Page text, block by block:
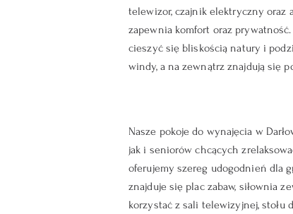
telewizor, czajnik elektryczny oraz
zapewnia komfort oraz
cieszyć się bliskością natury i
windy, a na zewnątrz znajdują się
Nasze pokoje do wynajęcia w
jak i seniorów chcących
oferujemy szereg udogodnień dla
znajduje się plac zabaw, siłownia
korzystać z sali telewizyjnej, stołu